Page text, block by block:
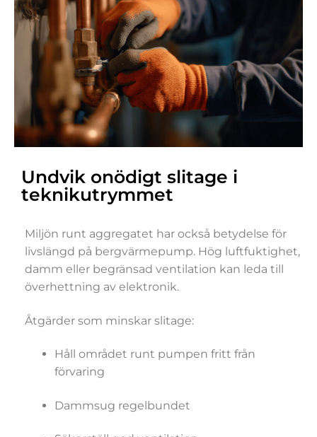
Undvik onödigt slitage i
teknikutrymmet
Miljön runt aggregatet har också betydelse för
livslängd på bergvärmepump. Hög luftfuktighet,
damm eller begränsad ventilation kan leda till
överhettning av elektronik.
Åtgärder som minskar slitage:
Håll området runt pumpen fritt från
förvaring
Dammsug regelbundet